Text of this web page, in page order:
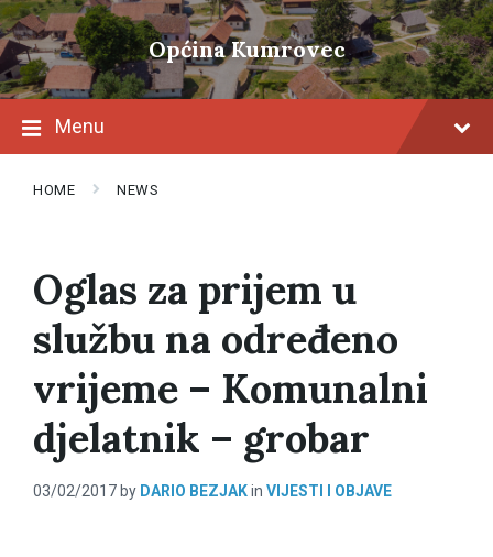
Skip
to
content
Skip
to
main
navigation
Skip
to
footer
Općina Kumrovec
Menu
HOME NEWS
Oglas za prijem u
službu na određeno
vrijeme – Komunalni
djelatnik – grobar
03/02/2017 by DARIO BEZJAKin VIJESTI I OBJAVE